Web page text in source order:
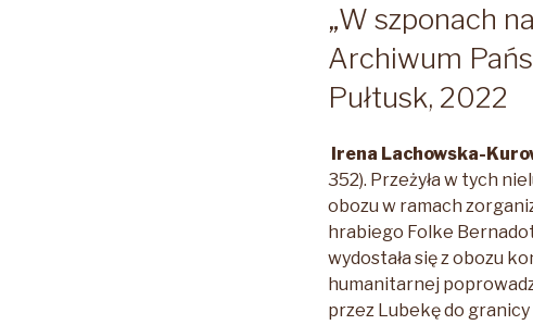
„W szponach
Archiwum
Pułtusk, 2022
Irena Lachowska-
352). Przeżyła w tych
obozu w ramach
hrabiego Folke
wydostała się z obozu
humanitarnej
przez Lubekę do